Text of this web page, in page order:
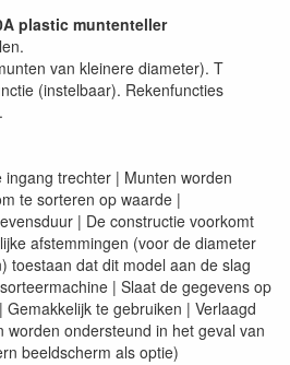
plastic muntenteller
van kleinere diameter). T
(instelbaar). Rekenfuncties
trechter | Munten worden
te sorteren op waarde |
| De constructie voorkomt
afstemmingen (voor de diameter
toestaan ​​dat dit model aan de slag
| Slaat de gegevens op
te gebruiken | Verlaagd
worden ondersteund in het geval van
beeldscherm als optie)